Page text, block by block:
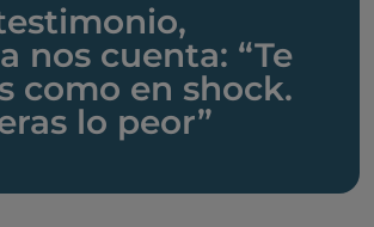
nos cuenta: “Te
como en shock.
lo peor”